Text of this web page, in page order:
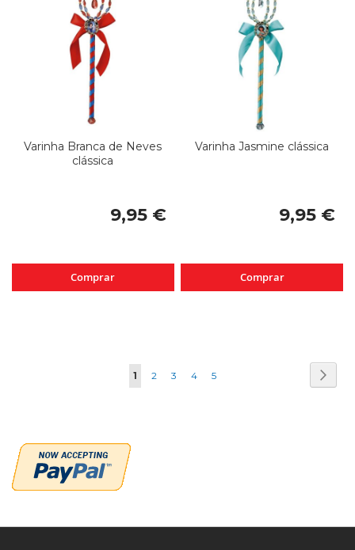
Varinha Branca de Neves
clássica
9,95 €
Comprar
Varinha Jasmine clássica
9,95 €
Comprar
Página
Está
1 Página
2 Página
3 Página
4 Página
5